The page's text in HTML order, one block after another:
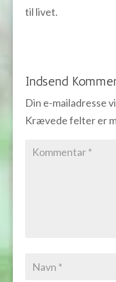
til livet.
Indsend
Din e-mailadresse
Krævede felter er